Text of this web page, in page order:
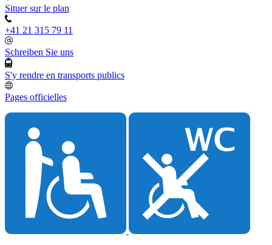
Situer sur le plan
+41 21 315 79 11
Schreiben Sie uns
S'y rendre en transports publics
Pages officielles